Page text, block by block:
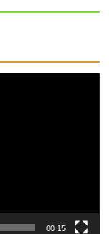
00:15